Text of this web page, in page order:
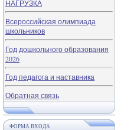
НАГРУЗКА
Всероссийская олимпиада
школьников
Год дошкольного образования
2026
Год педагога и наставника
Обратная связь
ФОРМА ВХОДА